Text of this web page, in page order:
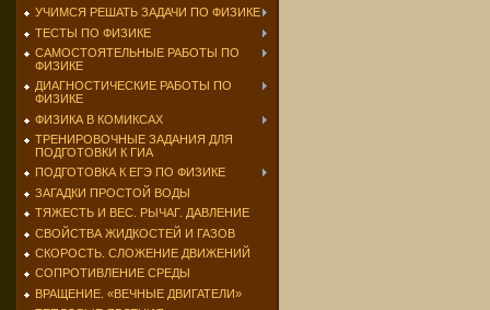
УЧИМСЯ РЕШАТЬ ЗАДАЧИ ПО ФИЗИКЕ
ТЕСТЫ ПО ФИЗИКЕ
САМОСТОЯТЕЛЬНЫЕ РАБОТЫ ПО
ФИЗИКЕ
ДИАГНОСТИЧЕСКИЕ РАБОТЫ ПО
ФИЗИКЕ
ФИЗИКА В КОМИКСАХ
ТРЕНИРОВОЧНЫЕ ЗАДАНИЯ ДЛЯ
ПОДГОТОВКИ К ГИА
ПОДГОТОВКА К ЕГЭ ПО ФИЗИКЕ
ЗАГАДКИ ПРОСТОЙ ВОДЫ
ТЯЖЕСТЬ И ВЕС. РЫЧАГ. ДАВЛЕНИЕ
СВОЙСТВА ЖИДКОСТЕЙ И ГАЗОВ
СКОРОСТЬ. СЛОЖЕНИЕ ДВИЖЕНИЙ
СОПРОТИВЛЕНИЕ СРЕДЫ
ВРАЩЕНИЕ. «ВЕЧНЫЕ ДВИГАТЕЛИ»